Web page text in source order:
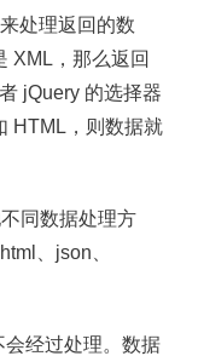
处理返回的数
XML，那么返回
jQuery 的选择器
HTML，则数据就
同数据处理方
、json、
会经过处理。数据